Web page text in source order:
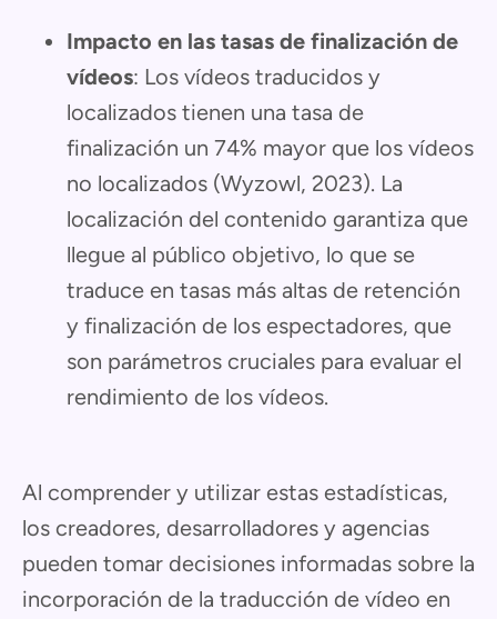
Impacto en las tasas de finalización de
vídeos: Los vídeos traducidos y
localizados tienen una tasa de
finalización un 74% mayor que los vídeos
no localizados (Wyzowl, 2023). La
localización del contenido garantiza que
llegue al público objetivo, lo que se
traduce en tasas más altas de retención
y finalización de los espectadores, que
son parámetros cruciales para evaluar el
rendimiento de los vídeos.
Al comprender y utilizar estas estadísticas,
los creadores, desarrolladores y agencias
pueden tomar decisiones informadas sobre la
incorporación de la traducción de vídeo en